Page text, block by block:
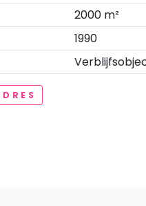
2000 m²
1990